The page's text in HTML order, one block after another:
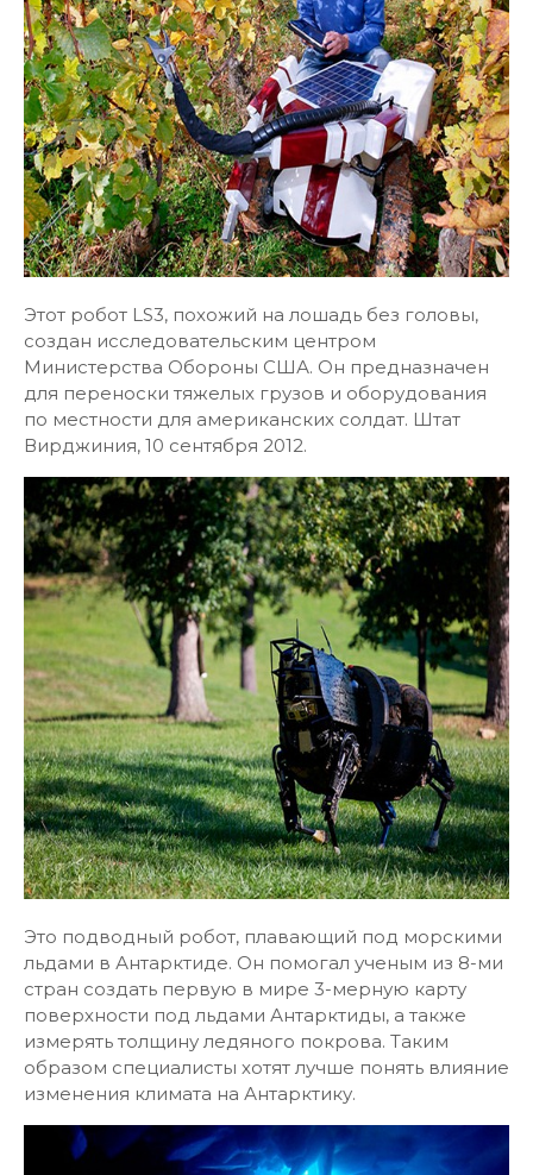
Этот робот LS3, похожий на лошадь без головы,
создан исследовательским центром
Министерства Обороны США. Он предназначен
для переноски тяжелых грузов и оборудования
по местности для американских солдат. Штат
Вирджиния, 10 сентября 2012.
Это подводный робот, плавающий под морскими
льдами в Антарктиде. Он помогал ученым из 8-ми
стран создать первую в мире 3-мерную карту
поверхности под льдами Антарктиды, а также
измерять толщину ледяного покрова. Таким
образом специалисты хотят лучше понять влияние
изменения климата на Антарктику.